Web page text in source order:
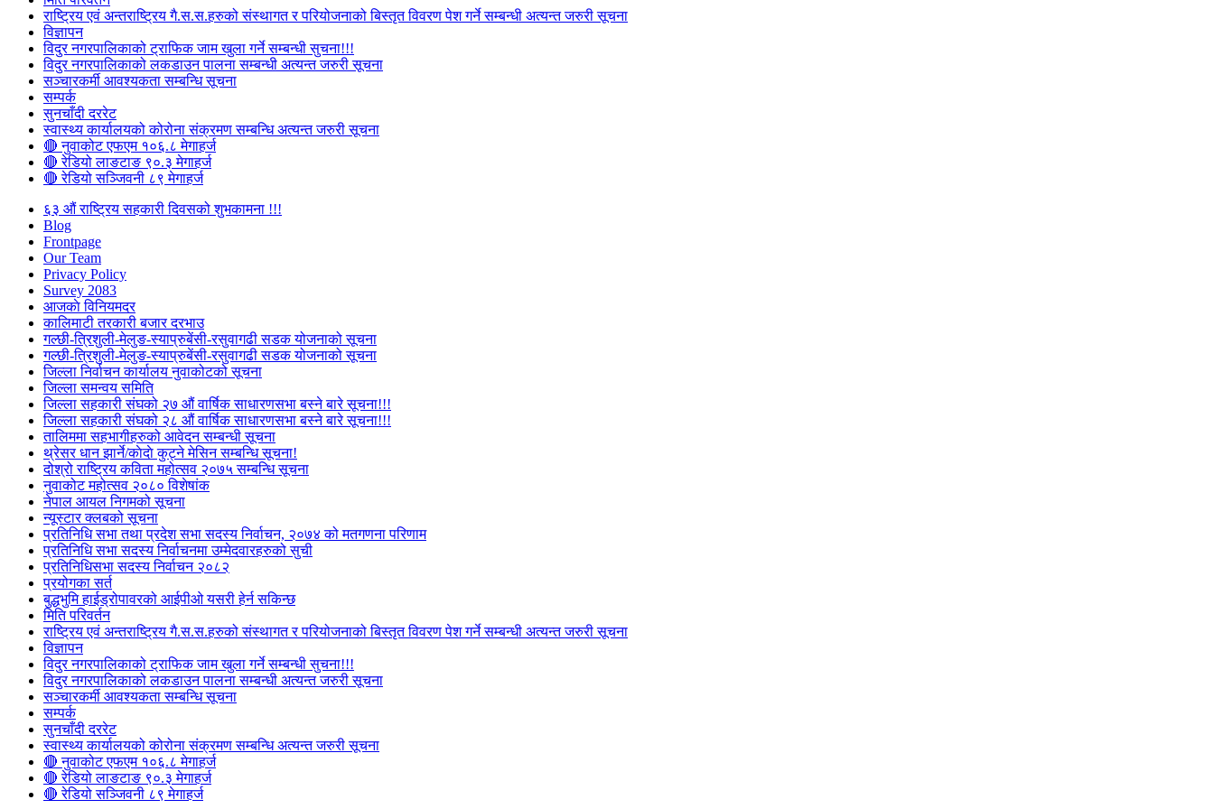
राष्ट्रिय एवं अन्तराष्ट्रिय गै.स.स.हरुको संस्थागत र परियोजनाको बिस्तृत विवरण पेश गर्ने सम्बन्धी अत्यन्त जरुरी सूचना
विज्ञापन
विदुर नगरपालिकाको ट्राफिक जाम खुला गर्ने सम्बन्धी सुचना!!!
विदुर नगरपालिकाको लकडाउन पालना सम्बन्धी अत्यन्त जरुरी सूचना
सञ्चारकर्मी आवश्यकता सम्बन्धि सूचना
सम्पर्क
सुनचाँदी दररेट
स्वास्थ्य कार्यालयको कोरोना संक्रमण सम्बन्धि अत्यन्त जरुरी सूचना
🔴 नुवाकोट एफएम १०६.८ मेगाहर्ज
🔴 रेडियो लाङटाङ ९०.३ मेगाहर्ज
🔴 रेडियो सञ्जिवनी ८९ मेगाहर्ज
६३ औं राष्ट्रिय सहकारी दिवसको शुभकामना !!!
Blog
Frontpage
Our Team
Privacy Policy
Survey 2083
आजकाे विनियमदर
कालिमाटी तरकारी बजार दरभाउ
गल्छी-त्रिशुली-मेलुङ-स्याप्रुबेंसी-रसुवागढी सडक योजनाको सूचना
गल्छी-त्रिशुली-मेलुङ-स्याप्रुबेंसी-रसुवागढी सडक योजनाको सूचना
जिल्ला निर्वाचन कार्यालय नुवाकोटको सूचना
जिल्ला समन्वय समिति
जिल्ला सहकारी संघको २७ औं वार्षिक साधारणसभा बस्ने बारे सूचना!!!
जिल्ला सहकारी संघको २८ औं वार्षिक साधारणसभा बस्ने बारे सूचना!!!
तालिममा सहभागीहरुको आवेदन सम्बन्धी सूचना
थ्रेसर धान झार्ने/काेदाे कुट्ने मेसिन सम्बन्धि सूचना!
दोश्रो राष्ट्रिय कविता महोत्सव २०७५ सम्बन्धि सूचना
नुवाकोट महोत्सव २०८० विशेषांक
नेपाल आयल निगमको सूचना
न्यूस्टार क्लबको सूचना
प्रतिनिधि सभा तथा प्रदेश सभा सदस्य निर्वाचन, २०७४ को मतगणना परिणाम
प्रतिनिधि सभा सदस्य निर्वाचनमा उम्मेदवारहरुको सुची
प्रतिनिधिसभा सदस्य निर्वाचन २०८२
प्रयोगका सर्त
बुद्धभुमि हाईड्रोपावरको आईपीओ यसरी हेर्न सकिन्छ
मिति परिवर्तन
राष्ट्रिय एवं अन्तराष्ट्रिय गै.स.स.हरुको संस्थागत र परियोजनाको बिस्तृत विवरण पेश गर्ने सम्बन्धी अत्यन्त जरुरी सूचना
विज्ञापन
विदुर नगरपालिकाको ट्राफिक जाम खुला गर्ने सम्बन्धी सुचना!!!
विदुर नगरपालिकाको लकडाउन पालना सम्बन्धी अत्यन्त जरुरी सूचना
सञ्चारकर्मी आवश्यकता सम्बन्धि सूचना
सम्पर्क
सुनचाँदी दररेट
स्वास्थ्य कार्यालयको कोरोना संक्रमण सम्बन्धि अत्यन्त जरुरी सूचना
🔴 नुवाकोट एफएम १०६.८ मेगाहर्ज
🔴 रेडियो लाङटाङ ९०.३ मेगाहर्ज
🔴 रेडियो सञ्जिवनी ८९ मेगाहर्ज